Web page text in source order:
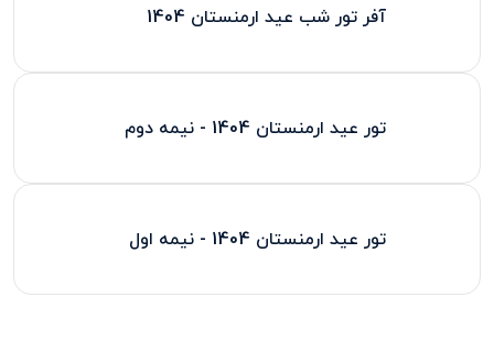
آفر تور شب عید ارمنستان 1404
تور عید ارمنستان 1404 - نیمه دوم
تور عید ارمنستان 1404 - نیمه اول